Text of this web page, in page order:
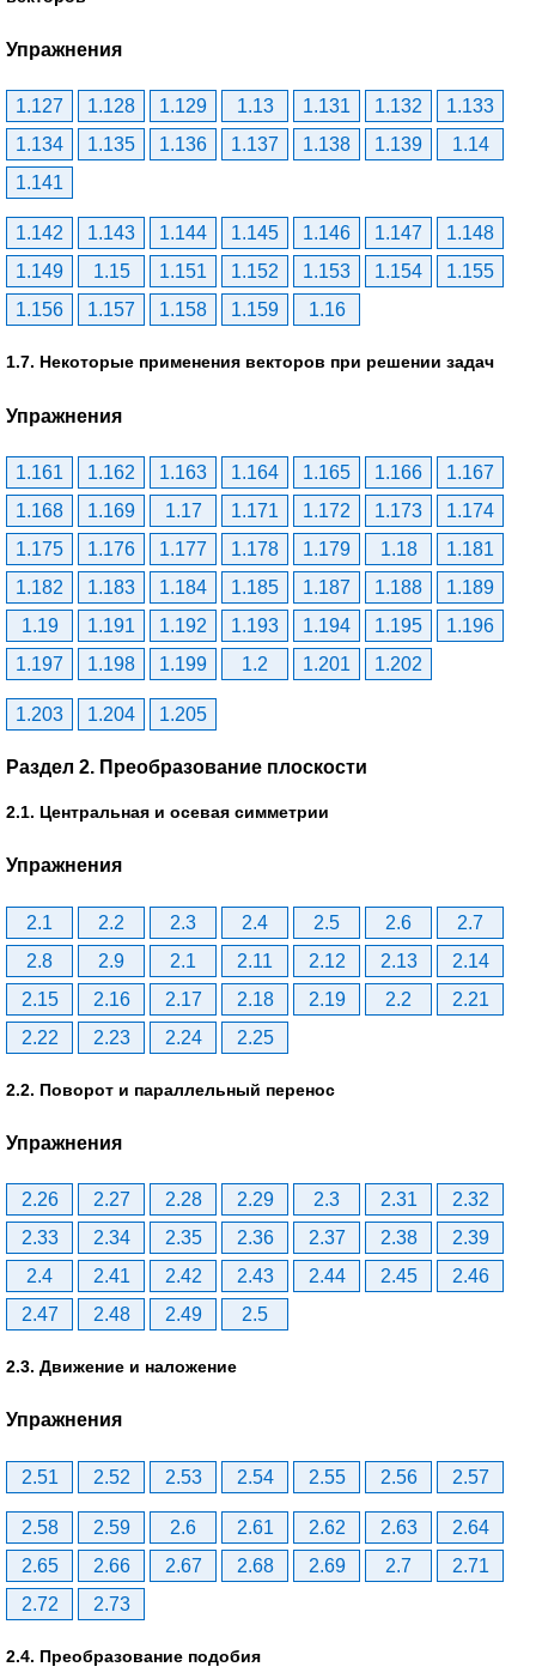
Упражнения
1.127 1.128 1.129 1.13 1.131 1.132
1.133
1.134
1.135 1.136 1.137 1.138 1.139
1.14
1.141
1.142 1.143 1.144 1.145 1.146 1.147
1.148
1.149
1.15 1.151 1.152 1.153 1.154
1.155
1.156
1.157 1.158 1.159 1.16
1.7. Некоторые применения векторов при решении задач
Упражнения
1.161 1.162 1.163 1.164 1.165 1.166
1.167
1.168
1.169 1.17 1.171 1.172 1.173
1.174
1.175
1.176 1.177 1.178 1.179 1.18
1.181
1.182
1.183 1.184 1.185 1.187 1.188
1.189
1.19
1.191 1.192 1.193 1.194 1.195
1.196
1.197
1.198 1.199 1.2 1.201 1.202
1.203 1.204 1.205
Раздел 2. Преобразование плоскости
2.1. Центральная и осевая симметрии
Упражнения
2.1 2.2 2.3 2.4 2.5 2.6
2.7
2.8
2.9 2.1 2.11 2.12 2.13
2.14
2.15
2.16 2.17 2.18 2.19 2.2
2.21
2.22
2.23 2.24 2.25
2.2. Поворот и параллельный перенос
Упражнения
2.26 2.27 2.28 2.29 2.3 2.31
2.32
2.33
2.34 2.35 2.36 2.37 2.38
2.39
2.4
2.41 2.42 2.43 2.44 2.45
2.46
2.47
2.48 2.49 2.5
2.3. Движение и наложение
Упражнения
2.51 2.52 2.53 2.54 2.55 2.56 2.57
2.58 2.59 2.6 2.61 2.62 2.63
2.64
2.65
2.66 2.67 2.68 2.69 2.7
2.71
2.72
2.73
2.4. Преобразование подобия